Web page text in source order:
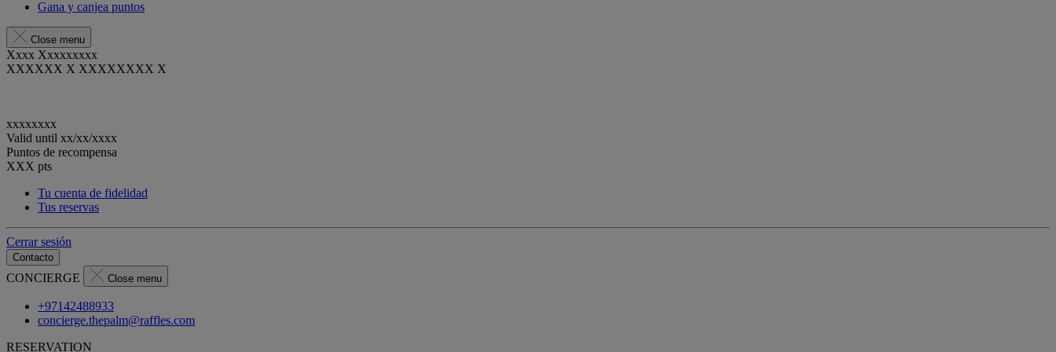
Gana y canjea puntos
Close menu
Xxxx Xxxxxxxxx
XXXXXX X XXXXXXXX X
xxxxxxxx
Valid until xx/xx/xxxx
Puntos de recompensa
XXX pts
Tu cuenta de fidelidad
Tus reservas
Cerrar sesión
Contacto
CONCIERGE Close menu
+97142488933
concierge.thepalm@raffles.com
RESERVATION